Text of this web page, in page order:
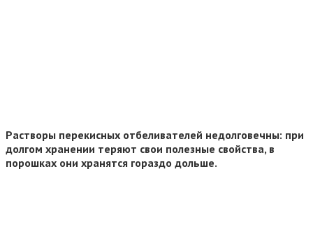
Растворы перекисных отбеливателей недолговечны: при
долгом хранении теряют свои полезные свойства, в
порошках они хранятся гораздо дольше.